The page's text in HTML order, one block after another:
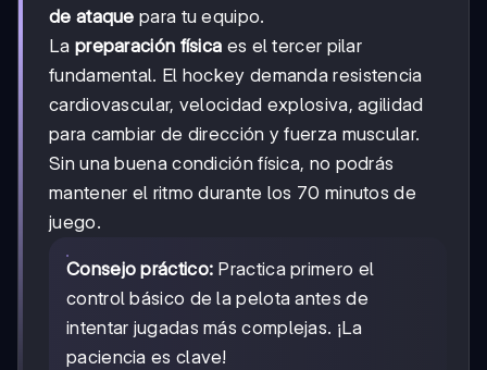
de ataque para tu equipo.
La preparación física es el tercer pilar
fundamental. El hockey demanda resistencia
cardiovascular, velocidad explosiva, agilidad
para cambiar de dirección y fuerza muscular.
Sin una buena condición física, no podrás
mantener el ritmo durante los 70 minutos de
juego.
Consejo práctico: Practica primero el
control básico de la pelota antes de
intentar jugadas más complejas. ¡La
paciencia es clave!